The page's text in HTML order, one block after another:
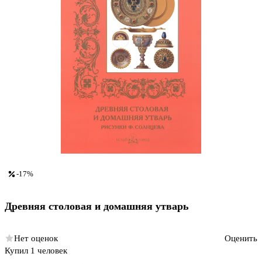
-17%
Древняя столовая и домашняя утварь
Нет оценок
Оценить
Купил 1 человек